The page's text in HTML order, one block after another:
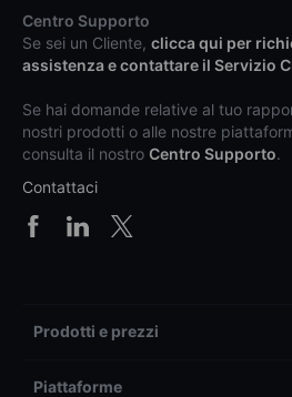
Centro Supporto
Se sei un Cliente, clicca qui per
assistenza e contattare il Servizio
Se hai domande relative al tuo
nostri prodotti o alle nostre
consulta il nostro Centro Supporto.
Contattaci
Prodotti e prezzi
Piattaforme